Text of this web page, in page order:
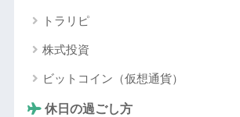
トラリピ
株式投資
ビットコイン（仮想通貨）
休日の過ごし方